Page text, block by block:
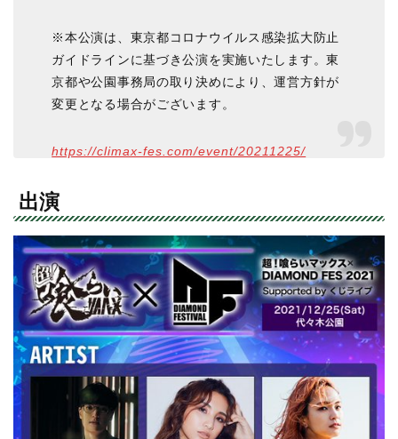
※本公演は、東京都コロナウイルス感染拡大防止
ガイドラインに基づき公演を実施いたします。東
京都や公園事務局の取り決めにより、運営方針が
変更となる場合がございます。
https://climax-fes.com/event/20211225/
出演